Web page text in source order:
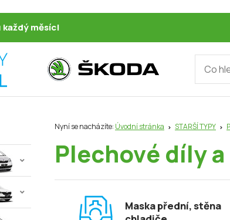
měsíc!
Nyní se nacházíte: Úvodní stránka STARŠÍ TYPY
Plechové díly
Maska přední, stěna